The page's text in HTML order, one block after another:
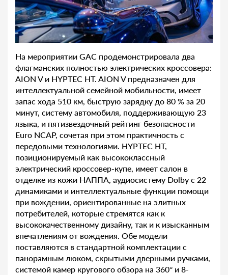
На мероприятии GAC продемонстрировала два
флагманских полностью электрических кроссовера:
AION V и HYPTEC HT. AION V предназначен для
интеллектуальной семейной мобильности, имеет
запас хода 510 км, быструю зарядку до 80 % за 20
минут, систему автомобиля, поддерживающую 23
языка, и пятизвездочный рейтинг безопасности
Euro NCAP, сочетая при этом практичность с
передовыми технологиями. HYPTEC HT,
позиционируемый как высококлассный
электрический кроссовер-купе, имеет салон в
отделке из кожи НАППА, аудиосистему Dolby с 22
динамиками и интеллектуальные функции помощи
при вождении, ориентированные на элитных
потребителей, которые стремятся как к
высококачественному дизайну, так и к изысканным
впечатлениям от вождения. Обе модели
поставляются в стандартной комплектации с
панорамным люком, скрытыми дверными ручками,
системой камер кругового обзора на 360° и 8-